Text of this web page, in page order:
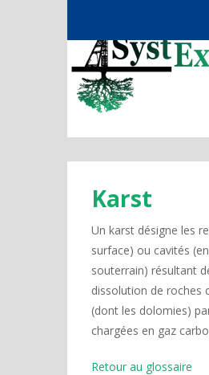
Karst
Un karst désigne les
surface) ou cavités (en
souterrain) résultant
dissolution de roches
(dont les dolomies)
chargées en gaz
Retour au glossaire